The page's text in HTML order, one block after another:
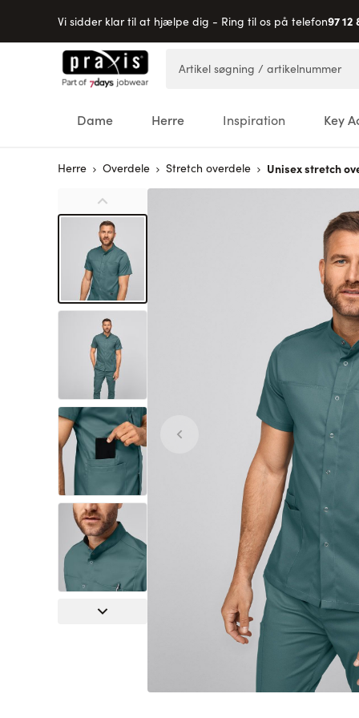
Vi sidder klar til at hjælpe dig - Ring til os på telefon97 12
Skip to Content
Dame Herre Inspiration Key
Herre Overdele Stretch overdele Unisex stretch